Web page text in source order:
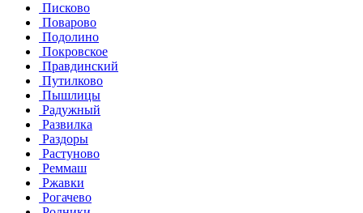
Писково
Поварово
Подолино
Покровское
Правдинский
Путилково
Пышлицы
Радужный
Развилка
Раздоры
Растуново
Реммаш
Ржавки
Рогачево